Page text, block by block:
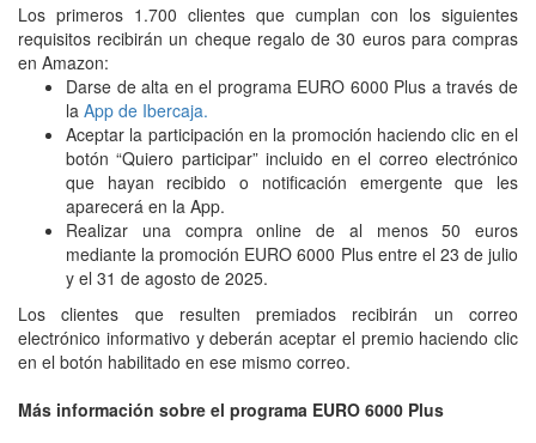
Los primeros 1.700 clientes que cumplan con los siguientes
requisitos recibirán un cheque regalo de 30 euros para compras
en Amazon:
Darse de alta en el programa EURO 6000 Plus a través de
la App de Ibercaja.
Aceptar la participación en la promoción haciendo clic en el
botón “Quiero participar” incluido en el correo electrónico
que hayan recibido o notificación emergente que les
aparecerá en la App.
Realizar una compra online de al menos 50 euros
mediante la promoción EURO 6000 Plus entre el 23 de julio
y el 31 de agosto de 2025.
Los clientes que resulten premiados recibirán un correo
electrónico informativo y deberán aceptar el premio haciendo clic
en el botón habilitado en ese mismo correo.
Más información sobre el programa EURO 6000 Plus